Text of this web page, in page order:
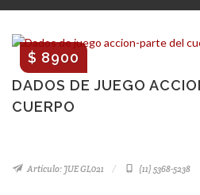
DADOS DE JUEGO
CUERPO
$ 8900
Artículo: JUE GL021 (11) 5368-5238